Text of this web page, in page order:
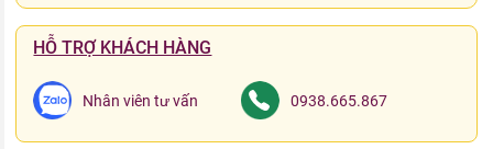
HỖ TRỢ KHÁCH HÀNG
Nhân viên tư vấn 0938.665.867